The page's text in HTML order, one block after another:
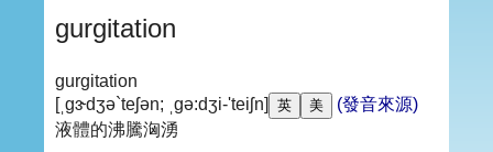
gurgitation
gurgitation
[ˌgɝdʒə`teʃən; ˌgə:dʒi-'teiʃn]
(發音來源)
液體的沸騰洶湧